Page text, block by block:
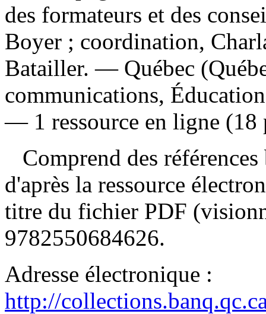
des formateurs et des
Boyer ; coordination,
Batailler. — Québec
communications,
— 1 ressource en ligne (18
Comprend des
d'après la ressource
titre du fichier PDF
9782550684626.
Adresse électronique :
http://